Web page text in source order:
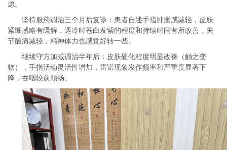
虑。
坚持服药调治三个月后复诊：患者自述手指肿胀感减轻，皮肤
紧绷感略有缓解，遇冷时苍白发紫的程度和持续时间有所改善，关
节酸痛减轻，精神体力也感觉好转一些。
继续守方加减调治半年后：皮肤硬化程度明显改善（触之变
软），手指活动灵活性增加，雷诺现象发作频率和严重度显著下
降，吞咽较前顺畅。